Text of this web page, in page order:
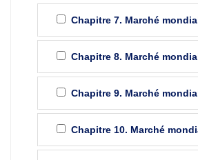
Chapitre 7. Marché
Chapitre 8. Marché
Chapitre 9. Marché
Chapitre 10. Marché